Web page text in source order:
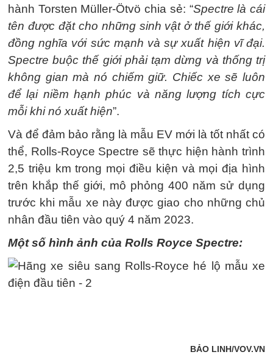
hành Torsten Müller-Ötvö chia sẻ: “Spectre là cái
tên được đặt cho những sinh vật ở thế giới khác,
đồng nghĩa với sức mạnh và sự xuất hiện vĩ đại.
Spectre buộc thế giới phải tạm dừng và thống trị
không gian mà nó chiếm giữ. Chiếc xe sẽ luôn
để lại niềm hạnh phúc và năng lượng tích cực
mỗi khi nó xuất hiện”.
Và để đảm bảo rằng là mẫu EV mới là tốt nhất có
thể, Rolls-Royce Spectre sẽ thực hiện hành trình
2,5 triệu km trong mọi điều kiện và mọi địa hình
trên khắp thế giới, mô phỏng 400 năm sử dụng
trước khi mẫu xe này được giao cho những chủ
nhân đầu tiên vào quý 4 năm 2023.
Một số hình ảnh của Rolls Royce Spectre: